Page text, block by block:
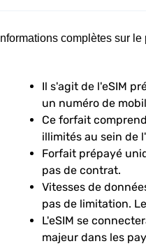
Informations complètes sur le
Il s'agit de l'eSIM
un numéro de
Ce forfait
illimités au sein de
Forfait prépayé
pas de contrat.
Vitesses de
pas de limitation.
L'eSIM se
majeur dans les